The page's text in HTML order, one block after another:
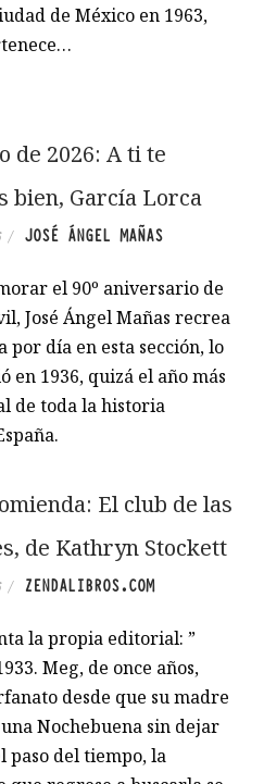
de México en 1963,
de 2026: A ti te
bien, García Lorca
/ JOSÉ ÁNGEL MAÑAS
el 90º aniversario de
José Ángel Mañas recrea
por día en esta sección, lo
en 1936, quizá el año más
de toda la historia
El club de las
de Kathryn Stockett
/ ZENDALIBROS.COM
la propia editorial: ”
Meg, de once años,
desde que su madre
Nochebuena sin dejar
paso del tiempo, la